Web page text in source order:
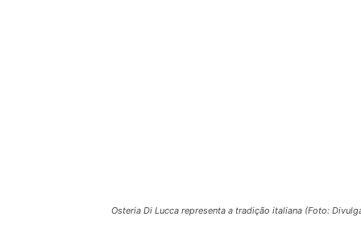
Osteria Di Lucca representa a tradição italiana (Foto: